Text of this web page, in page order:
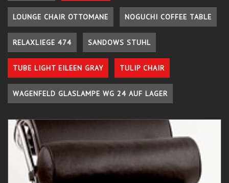
LOUNGE CHAIR OTTOMANE NOGUCHI COFFEE TABLE
RELAXLIEGE 474 SANDOWS STUHL
TUBE LIGHT EILEEN GRAY TULIP CHAIR
WAGENFELD GLASLAMPE WG 24 AUF LAGER